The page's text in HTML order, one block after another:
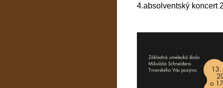
4.absolventský koncert